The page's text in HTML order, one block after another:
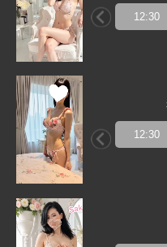
12:30
12:30